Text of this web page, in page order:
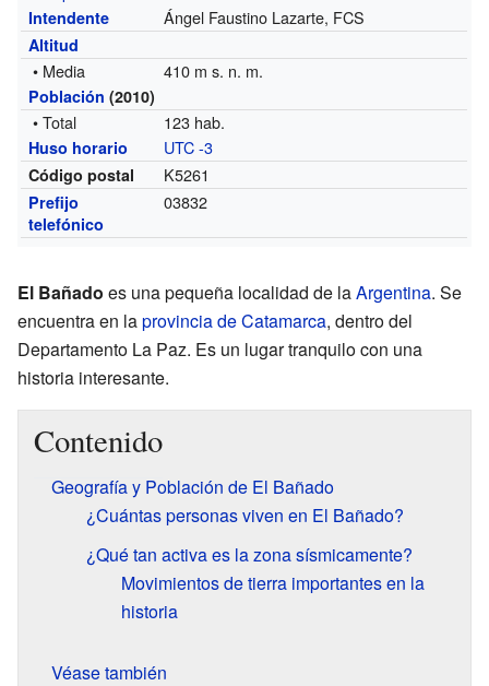
Intendente Ángel Faustino Lazarte, FCS
Altitud
• Media 410 m s. n. m.
Población (2010)
• Total 123 hab.
Huso horario UTC -3
Código postal K5261
Prefijo
telefónico
03832
El Bañado es una pequeña localidad de laArgentina. Se
encuentra en laprovincia de Catamarca, dentro del
Departamento La Paz. Es un lugar tranquilo con una
historia interesante.
Contenido
Geografía y Población de El Bañado
¿Cuántas personas viven en El Bañado?
¿Qué tan activa es la zona sísmicamente?
Movimientos de tierra importantes en la
historia
Véase también